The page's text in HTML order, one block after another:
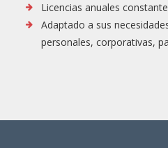
Licencias anuales
Adaptado a sus
personales, corporativas,